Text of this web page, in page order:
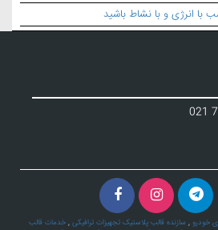
با انرژی و با نشاط باشید
021
خودرو , سازنده قالب پلاستیک تجهیزات ترافیکی , خدمات قالب